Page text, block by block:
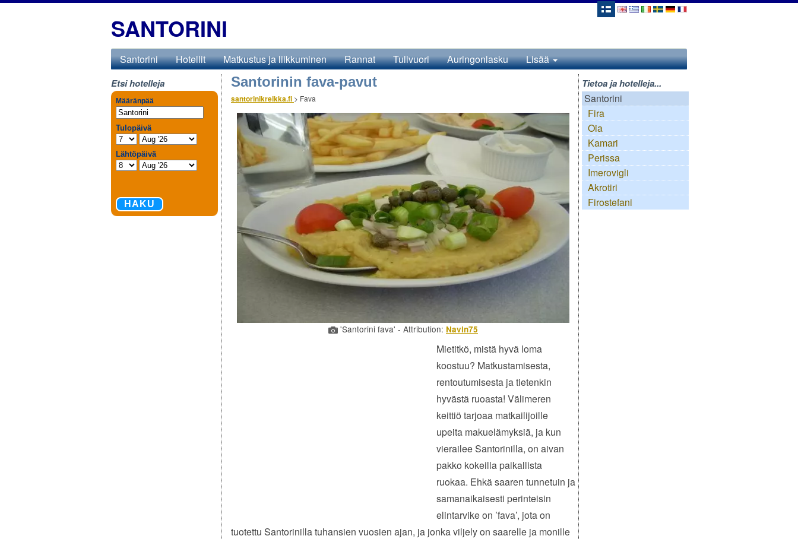
SANTORINI
Santorini Hotellit Matkustus ja liikkuminen Rannat Tulivuori Auringonlasku Lisää
Etsi hotelleja Santorinin fava-pavut
santorinikreikka.fi > Fava
'Santorini fava' - Attribution: Navin75
Mietitkö, mistä hyvä loma
koostuu? Matkustamisesta,
rentoutumisesta ja tietenkin
hyvästä ruoasta! Välimeren
keittiö tarjoaa matkailijoille
upeita makuelämyksiä, ja kun
vierailee Santorinilla, on aivan
pakko kokeilla paikallista
ruokaa. Ehkä saaren tunnetuin ja
samanaikaisesti perinteisin
elintarvike on ’fava’, jota on
tuotettu Santorinilla tuhansien vuosien ajan, ja jonka viljely on saarelle ja monille
Tietoa ja hotelleja...
Santorini
Fira
Oia
Kamari
Perissa
Imerovigli
Akrotiri
Firostefani